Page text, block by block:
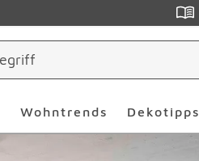
Wohntrends Dekotipps